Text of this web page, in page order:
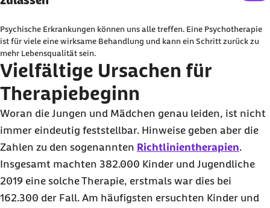
Ich bin damit einverstanden, dass personenbezogene
Daten an Drittplattform übermittelt werden. Mehr dazu
in unsererDatenschutzerklärung.
Psychische Erkrankungen können uns alle treffen. Eine Psychotherapie
ist für viele eine wirksame Behandlung und kann ein Schritt zurück zu
mehr Lebensqualität sein.
Vielfältige Ursachen für
Therapiebeginn
Woran die Jungen und Mädchen genau leiden, ist nicht
immer eindeutig feststellbar. Hinweise geben aber die
Zahlen zu den sogenannten Richtlinientherapien.
Insgesamt machten 382.000 Kinder und Jugendliche
2019 eine solche Therapie, erstmals war dies bei
162.300 der Fall. Am häufigsten ersuchten Kinder und